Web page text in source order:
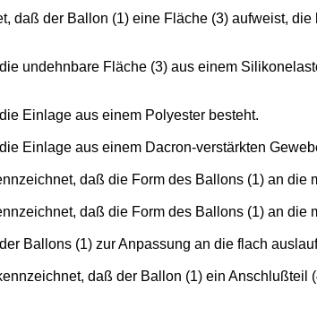
daß der Ballon (1) eine Fläche (3) aufweist,
undehnbare Fläche (3) aus einem
Einlage aus einem Polyester besteht.
Einlage aus einem Dacron-verstärkten
daß die Form des Ballons (1) an
daß die Form des Ballons (1) an die
Ballons (1) zur Anpassung an die flach
daß der Ballon (1) ein Anschlußteil